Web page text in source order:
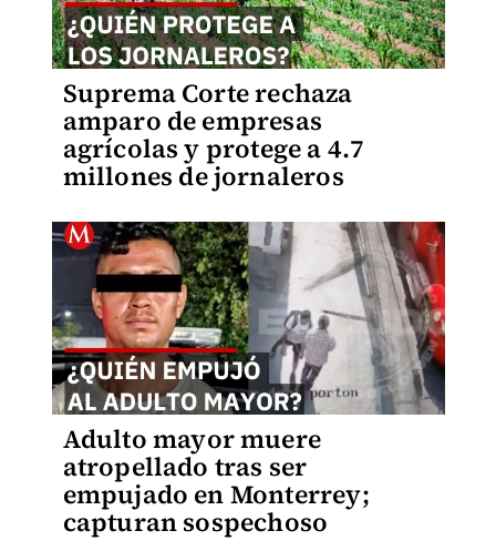
Suprema Corte rechaza
amparo de empresas
agrícolas y protege a 4.7
millones de jornaleros
Adulto mayor muere
atropellado tras ser
empujado en Monterrey;
capturan sospechoso